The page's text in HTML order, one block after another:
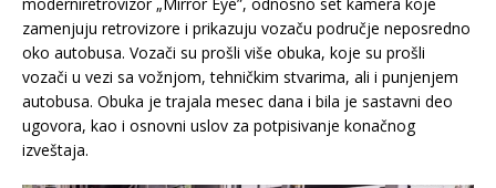
zamenjuju retrovizore i prikazuju vozaču područje neposredno
oko autobusa. Vozači su prošli više obuka, koje su prošli
vozači u vezi sa vožnjom, tehničkim stvarima, ali i punjenjem
autobusa. Obuka je trajala mesec dana i bila je sastavni deo
ugovora, kao i osnovni uslov za potpisivanje konačnog
izveštaja.